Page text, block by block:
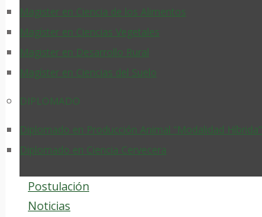
Magister en Ciencia de los Alimentos
Magíster en Ciencias Vegetales
Magister en Desarrollo Rural
Magíster en Ciencias del Suelo
DIPLOMADO
Diplomado en Producción Animal “Modalidad Híbrida”
Diplomado en Ciencia Cervecera
Postulación
Noticias